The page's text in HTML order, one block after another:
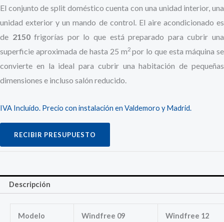
El conjunto de split doméstico cuenta con una unidad interior, una
unidad exterior y un mando de control. El aire acondicionado es
de 2150frigorías por lo que está preparado para cubrir una
superficie aproximada de hasta 25 m2por lo que esta máquina se
convierte en la ideal para cubrir una habitación de pequeñas
dimensiones e incluso salón reducido.
IVA Incluído. Precio con instalación en Valdemoro y Madrid.
RECIBIR PRESUPUESTO
Descripción
Modelo Windfree 09 Windfree 12